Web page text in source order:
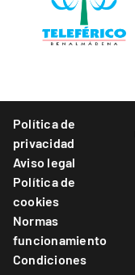
Política de
privacidad
Aviso legal
Política de
cookies
Normas
funcionamiento
Condiciones